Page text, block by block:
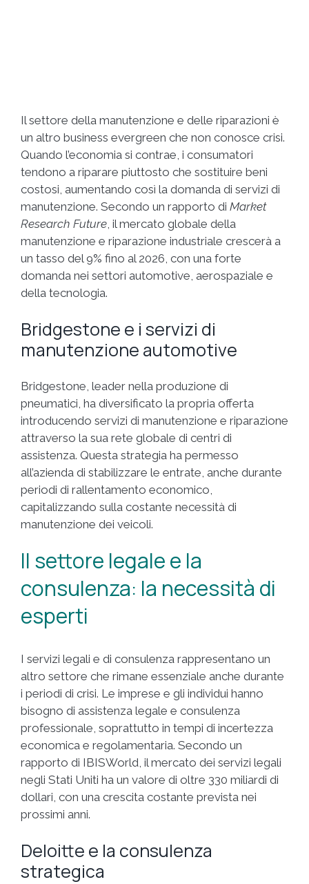
Il settore della manutenzione e delle riparazioni è
un altro business evergreen che non conosce crisi.
Quando l’economia si contrae, i consumatori
tendono a riparare piuttosto che sostituire beni
costosi, aumentando così la domanda di servizi di
manutenzione. Secondo un rapporto di Market
Research Future , il mercato globale della
manutenzione e riparazione industriale crescerà a
un tasso del 9% fino al 2026, con una forte
domanda nei settori automotive, aerospaziale e
della tecnologia.
Bridgestone e i servizi di
manutenzione automotive
Bridgestone, leader nella produzione di
pneumatici, ha diversificato la propria offerta
introducendo servizi di manutenzione e riparazione
attraverso la sua rete globale di centri di
assistenza. Questa strategia ha permesso
all’azienda di stabilizzare le entrate, anche durante
periodi di rallentamento economico,
capitalizzando sulla costante necessità di
manutenzione dei veicoli.
Il settore legale e la
consulenza: la necessità di
esperti
I servizi legali e di consulenza rappresentano un
altro settore che rimane essenziale anche durante
i periodi di crisi. Le imprese e gli individui hanno
bisogno di assistenza legale e consulenza
professionale, soprattutto in tempi di incertezza
economica e regolamentaria. Secondo un
rapporto di IBISWorld, il mercato dei servizi legali
negli Stati Uniti ha un valore di oltre 330 miliardi di
dollari, con una crescita costante prevista nei
prossimi anni.
Deloitte e la consulenza
strategica